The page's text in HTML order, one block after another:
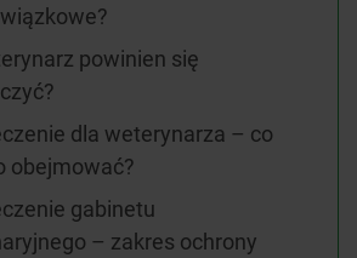
powinien się
dla weterynarza – co
obejmować?
gabinetu
– zakres ochrony